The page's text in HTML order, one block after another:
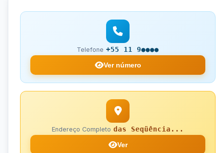
Telefone +55 11 9●●●●
Ver número
Endereço Completo das Seqüência...
Ver